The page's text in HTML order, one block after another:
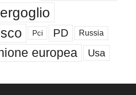
Pci PD Russia
europea Usa